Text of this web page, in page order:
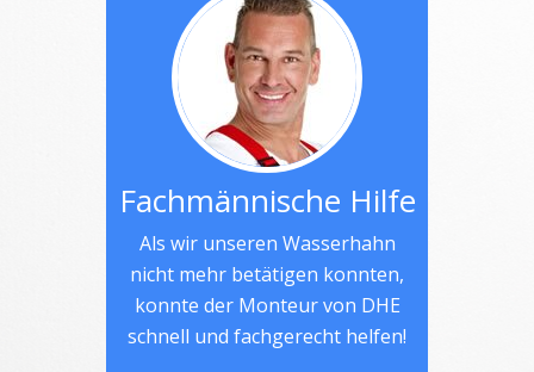
Fachmännische Hilfe
Als wir unseren Wasserhahn
nicht mehr betätigen konnten,
konnte der Monteur von DHE
schnell und fachgerecht helfen!